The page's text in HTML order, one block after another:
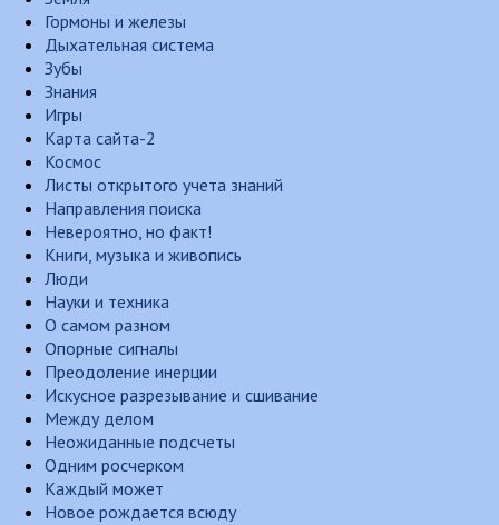
Гормоны и железы
Дыхательная система
Зубы
Знания
Игры
Карта сайта-2
Космос
Листы открытого учета знаний
Направления поиска
Невероятно, но факт!
Книги, музыка и живопись
Люди
Науки и техника
О самом разном
Опорные сигналы
Преодоление инерции
Искусное разрезывание и сшивание
Между делом
Неожиданные подсчеты
Одним росчерком
Каждый может
Новое рождается всюду